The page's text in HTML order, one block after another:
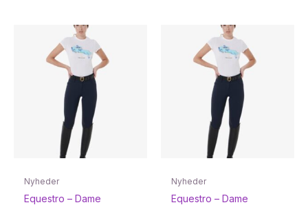
Nyheder
Equestro – Dame
Nyheder
Equestro – Dame